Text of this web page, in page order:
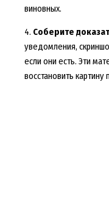
виновных.
4. Соберите
уведомления,
если они есть. Эти
восстановить